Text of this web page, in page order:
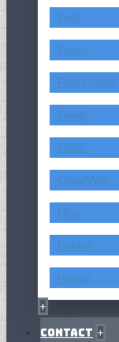
Ford
Foton
Fuyao Glass
Geely
GMC
GreatWall
Hino
Holden
Honda
+
Contact +